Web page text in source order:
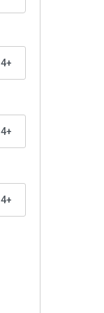
4+
4+
4+